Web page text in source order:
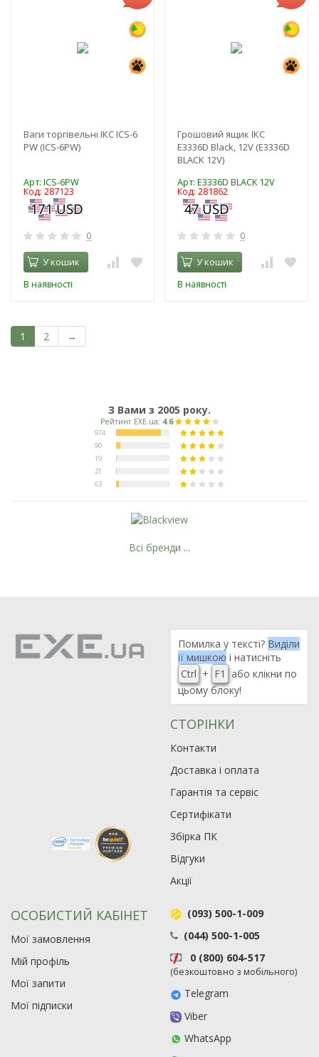
Ваги торгівельні ІКС ICS-6
PW (ICS-6PW)
Арт: ICS-6PW
Код: 287123
0
У кошик
В наявності
Грошовий ящик ІКС
E3336D Black, 12V (E3336D
BLACK 12V)
Арт: E3336D BLACK 12V
Код: 281862
0
У кошик
В наявності
1 2 →
З Вами з 2005 року.
Всі бренди ...
Помилка у тексті? Виділи
її мишкою і натисніть
Ctrl + F1
або клікни по
цьому блоку!
СТОРІНКИ
Контакти
Доставка і оплата
Гарантія та сервіс
Сертифікати
Збірка ПК
Відгуки
Акції
ОСОБИСТИЙ КАБІНЕТ
Мої замовлення
Мій профіль
Мої запити
Мої підписки
(093) 500-1-009
(044) 500-1-005
0 (800) 604-517
(безкоштовно з мобільного)
Telegram
Viber
WhatsApp